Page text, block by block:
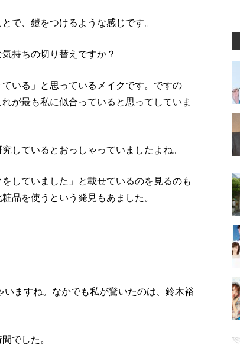
で、鎧をつけるような感じです。
持ちの切り替えですか？
いる」と思っているメイクです。ですの
が最も私に似合っていると思ってしていま
しているとおっしゃっていましたよね。
していました」と載せているのを見るのも
品を使うという発見もあました。
ますね。なかでも私が驚いたのは、鈴木裕
でした。